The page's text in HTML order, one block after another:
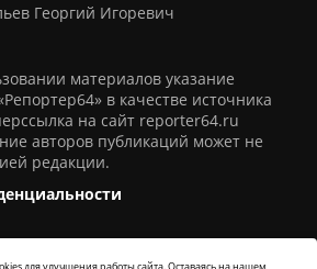
Георгий Игоревич
материалов указание
в качестве источника
на сайт reporter64.ru
авторов публикаций может не
редакции.